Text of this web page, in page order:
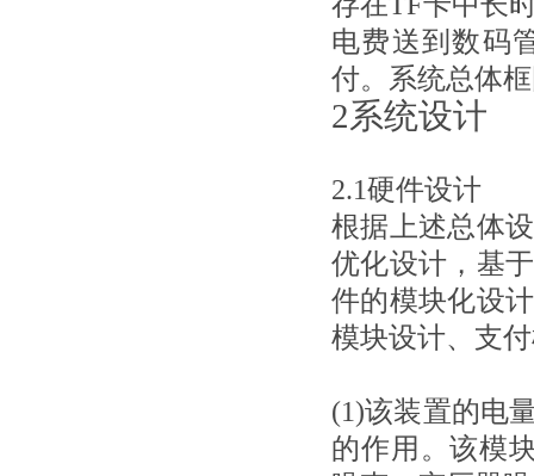
电费送到数码
付。系统总体
2系统设计
2.1硬件设计
根据上述总体
优化设计，基
件的模块化设
模块设计、支
(1)该装置的电
的作用。该模